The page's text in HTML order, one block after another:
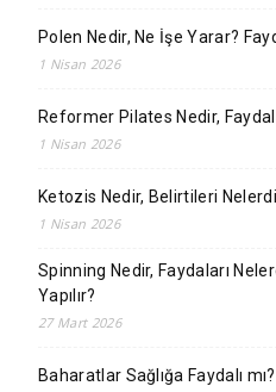
Polen Nedir, Ne İşe Yarar?
1 Nisan 2026
Reformer Pilates Nedir,
1 Nisan 2026
Ketozis Nedir, Belirtileri
1 Nisan 2026
Spinning Nedir, Faydaları
Yapılır?
27 Mart 2026
Baharatlar Sağlığa Faydalı